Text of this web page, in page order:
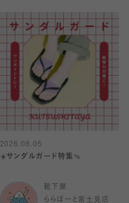
2026.08.05
☀️サンダルガード特集🩴
靴下屋
ららぽーと富士見店